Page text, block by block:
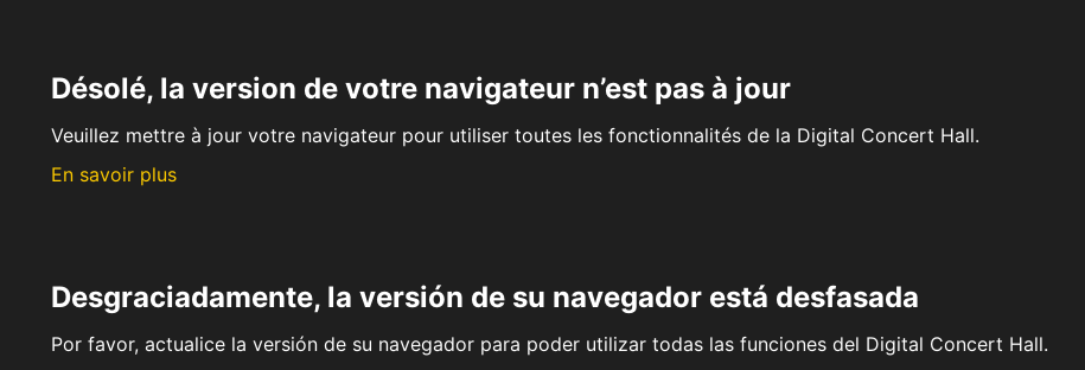
Désolé, la version de votre navigateur n’est pas à jour
Veuillez mettre à jour votre navigateur pour utiliser toutes les fonctionnalités de la Digital Concert Hall.
En savoir plus
Desgraciadamente, la versión de su navegador está desfasada
Por favor, actualice la versión de su navegador para poder utilizar todas las funciones del Digital Concert Hall.